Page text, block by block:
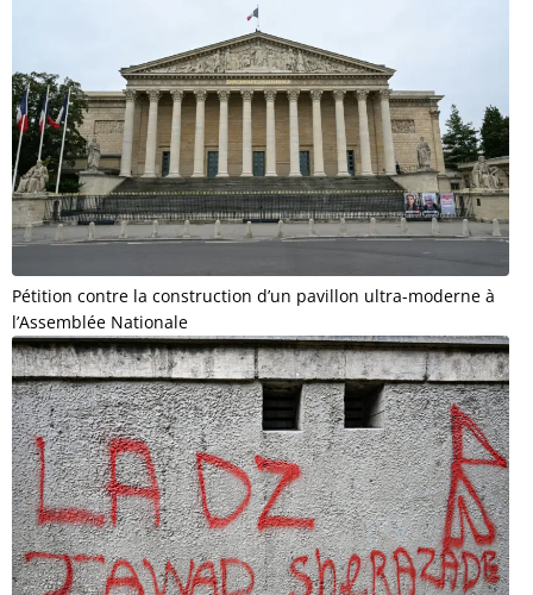
Pétition contre la construction d’un pavillon ultra-moderne à
l’Assemblée Nationale